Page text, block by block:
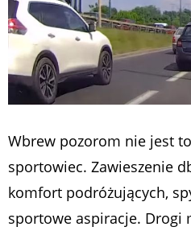
Wbrew pozorom nie jest
sportowiec. Zawieszenie
komfort podróżujących,
sportowe aspiracje. Drogi